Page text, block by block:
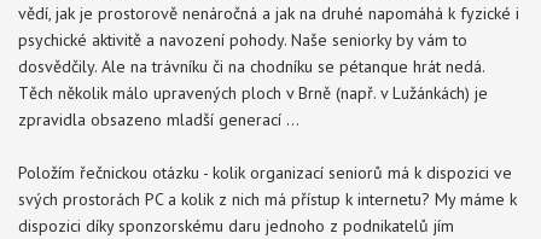
vědí, jak je prostorově nenáročná a jak na druhé napomáhá k fyzické i
psychické aktivitě a navození pohody. Naše seniorky by vám to
dosvědčily. Ale na trávníku či na chodníku se pétanque hrát nedá.
Těch několik málo upravených ploch v Brně (např. v Lužánkách) je
zpravidla obsazeno mladší generací …
Položím řečnickou otázku - kolik organizací seniorů má k dispozici ve
svých prostorách PC a kolik z nich má přístup k internetu? My máme k
dispozici díky sponzorskému daru jednoho z podnikatelů jím